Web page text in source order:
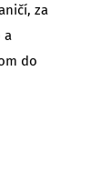
za
a
do